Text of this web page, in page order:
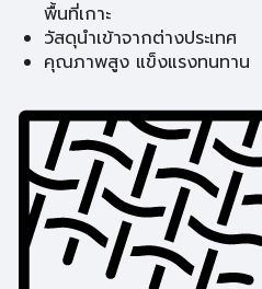
พื้นที่เกาะ
วัสดุนำเข้าจากต่างประเทศ
คุณภาพสูง แข็งแรงทนทาน